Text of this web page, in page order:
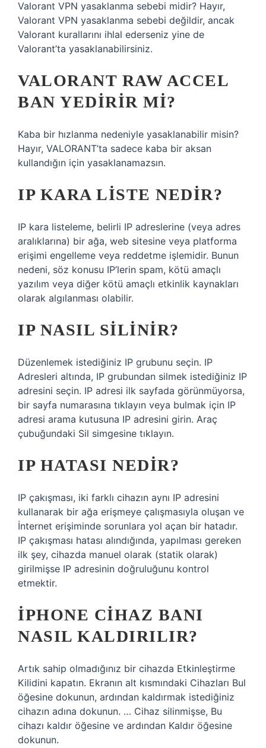
Valorant VPN yasaklanma sebebi midir? Hayır,
Valorant VPN yasaklanma sebebi değildir, ancak
Valorant kurallarını ihlal ederseniz yine de
Valorant’ta yasaklanabilirsiniz.
VALORANT RAW ACCEL
BAN YEDIRIR MI?
Kaba bir hızlanma nedeniyle yasaklanabilir misin?
Hayır, VALORANT’ta sadece kaba bir aksan
kullandığın için yasaklanamazsın.
IP KARA LISTE NEDIR?
IP kara listeleme, belirli IP adreslerine (veya adres
aralıklarına) bir ağa, web sitesine veya platforma
erişimi engelleme veya reddetme işlemidir. Bunun
nedeni, söz konusu IP’lerin spam, kötü amaçlı
yazılım veya diğer kötü amaçlı etkinlik kaynakları
olarak algılanması olabilir.
IP NASIL SILINIR?
Düzenlemek istediğiniz IP grubunu seçin. IP
Adresleri altında, IP grubundan silmek istediğiniz IP
adresini seçin. IP adresi ilk sayfada görünmüyorsa,
bir sayfa numarasına tıklayın veya bulmak için IP
adresi arama kutusuna IP adresini girin. Araç
çubuğundaki Sil simgesine tıklayın.
IP HATASI NEDIR?
IP çakışması, iki farklı cihazın aynı IP adresini
kullanarak bir ağa erişmeye çalışmasıyla oluşan ve
İnternet erişiminde sorunlara yol açan bir hatadır.
IP çakışması hatası alındığında, yapılması gereken
ilk şey, cihazda manuel olarak (statik olarak)
girilmişse IP adresinin doğruluğunu kontrol
etmektir.
İPHONE CIHAZ BANI
NASIL KALDIRILIR?
Artık sahip olmadığınız bir cihazda Etkinleştirme
Kilidini kapatın. Ekranın alt kısmındaki Cihazları Bul
öğesine dokunun, ardından kaldırmak istediğiniz
cihazın adına dokunun. … Cihaz silinmişse, Bu
cihazı kaldır öğesine ve ardından Kaldır öğesine
dokunun.